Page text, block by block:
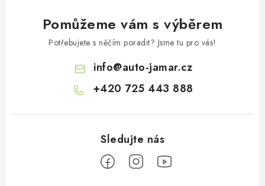
Pomůžeme vám s výběrem
Potřebujete s něčím poradit? Jsme tu pro vás!
info@auto-jamar.cz
+420 725 443 888